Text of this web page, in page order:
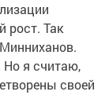
рост. Так
я считаю,
своей